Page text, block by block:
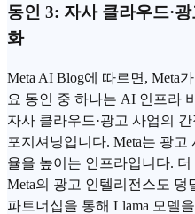
동인 3: 자사 클라우드·
화
Meta AI Blog에 따르면, Meta
요 동인 중 하나는 AI 인프라
자사 클라우드·광고 사업의
포지셔닝입니다. Meta는 광
율을 높이는 인프라입니다.
Meta의 광고 인텔리전스도 덩
파트너십을 통해 Llama 모델